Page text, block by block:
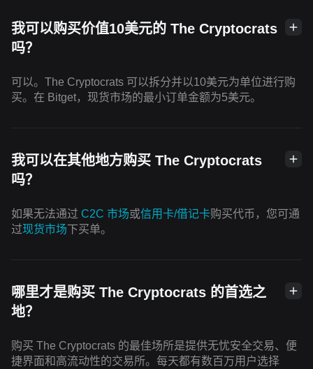
我可以购买价值10美元的 The Cryptocrats
吗？
可以。The Cryptocrats 可以拆分并以10美元为单位进行购
买。在 Bitget，现货市场的最小订单金额为5美元。
我可以在其他地方购买 The Cryptocrats
吗？
如果无法通过 C2C 市场或信用卡/借记卡购买代币，您可通
过现货市场下买单。
哪里才是购买 The Cryptocrats 的首选之
地？
购买 The Cryptocrats 的最佳场所是提供无忧安全交易、便
捷界面和高流动性的交易所。每天都有数百万用户选择